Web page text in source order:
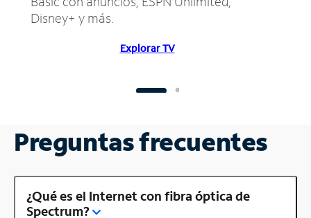
Disney+ y más.
Explorar TV
Preguntas frecuentes
¿Qué es el Internet con fibra óptica de
Spectrum?